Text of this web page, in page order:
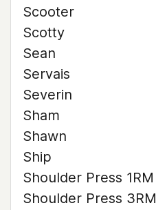
Scooter
Scotty
Sean
Servais
Severin
Sham
Shawn
Ship
Shoulder Press 1RM
Shoulder Press 3RM